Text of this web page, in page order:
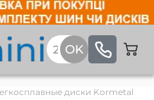
диски Kormetal